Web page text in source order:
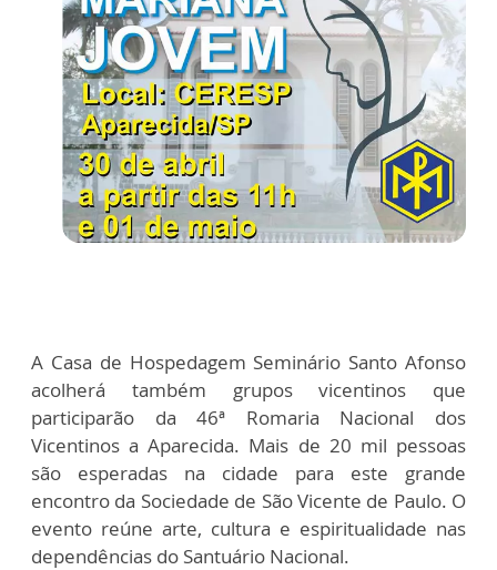
A Casa de Hospedagem Seminário Santo Afonso
acolherá também grupos vicentinos que
participarão da 46ª Romaria Nacional dos
Vicentinos a Aparecida. Mais de 20 mil pessoas
são esperadas na cidade para este grande
encontro da Sociedade de São Vicente de Paulo. O
evento reúne arte, cultura e espiritualidade nas
dependências do Santuário Nacional.